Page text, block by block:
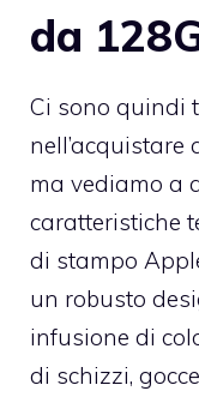
da
Ci sono quindi
nell’acquistare
ma vediamo a
caratteristiche
di stampo
un robusto
infusione di
di schizzi,